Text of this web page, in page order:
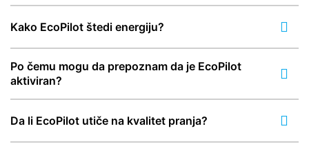
Kako EcoPilot štedi energiju?
Po čemu mogu da prepoznam da je EcoPilot
aktiviran?
Da li EcoPilot utiče na kvalitet pranja?